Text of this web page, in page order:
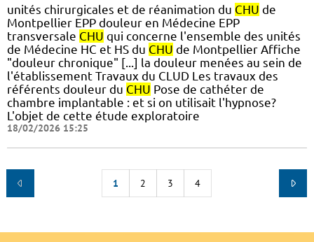
unités chirurgicales et de réanimation du CHU de
Montpellier EPP douleur en Médecine EPP
transversale CHU qui concerne l'ensemble des unités
de Médecine HC et HS du CHU de Montpellier Affiche
"douleur chronique" [...] la douleur menées au sein de
l'établissement Travaux du CLUD Les travaux des
référents douleur du CHU Pose de cathéter de
chambre implantable : et si on utilisait l'hypnose?
L'objet de cette étude exploratoire
18/02/2026 15:25
1 2 3 4